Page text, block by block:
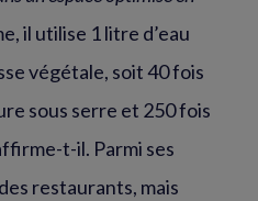
il utilise 1 litre d’eau
végétale, soit 40 fois
sous serre et 250 fois
t-il. Parmi ses
restaurants, mais